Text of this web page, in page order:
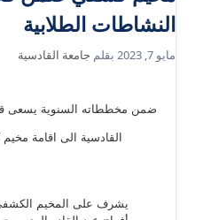
النشاطات الطلابية
مايو 7, 2023 بقلم جامعة القادسية
ضمن مخططاته السنوية يسعى
القادسية الى اقامة
يشرف على المخيم